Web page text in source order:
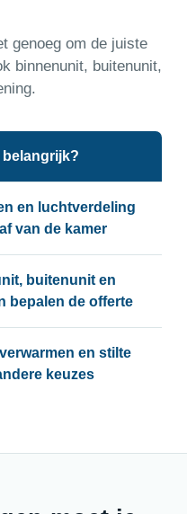
genoeg om de juiste
binnenunit, buitenunit,
belangrijk?
en luchtverdeling
van de kamer
buitenunit en
bepalen de offerte
en stilte
keuzes